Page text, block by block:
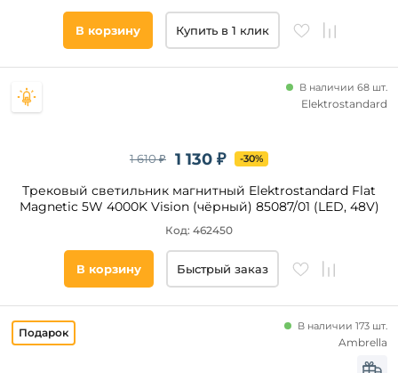
В корзину Купить в 1 клик
1 130 ₽
1 610 ₽ -30%
Трековый светильник магнитный Elektrostandard Flat
Magnetic 5W 4000K Vision (чёрный) 85087/01 (LED, 48V)
В наличии 68 шт.
Код: 462450
Elektrostandard
В корзину Быстрый заказ
В наличии 173 шт.
Ambrella